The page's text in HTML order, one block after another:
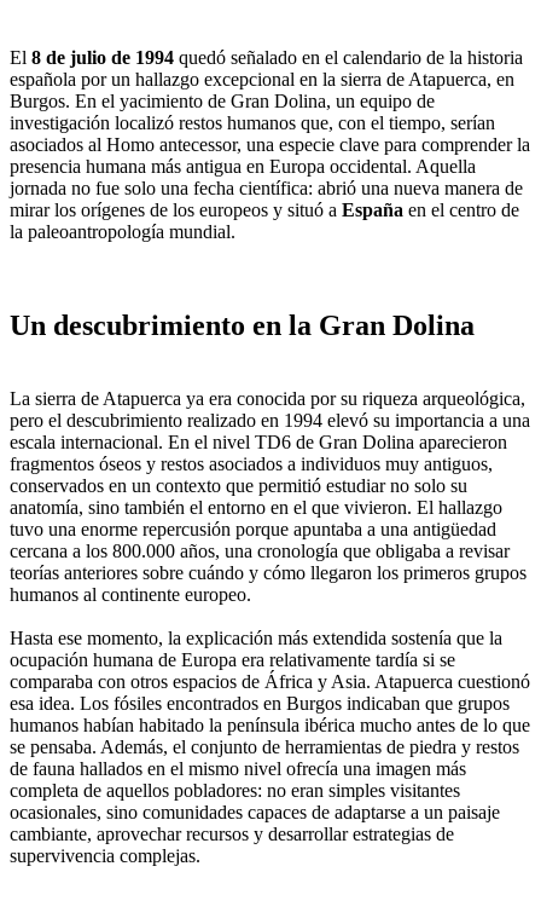
El 8 de julio de 1994 quedó señalado en el calendario de la historia
española por un hallazgo excepcional en la sierra de Atapuerca, en
Burgos. En el yacimiento de Gran Dolina, un equipo de
investigación localizó restos humanos que, con el tiempo, serían
asociados al Homo antecessor, una especie clave para comprender la
presencia humana más antigua en Europa occidental. Aquella
jornada no fue solo una fecha científica: abrió una nueva manera de
mirar los orígenes de los europeos y situó a España en el centro de
la paleoantropología mundial.
Un descubrimiento en la Gran Dolina
La sierra de Atapuerca ya era conocida por su riqueza arqueológica,
pero el descubrimiento realizado en 1994 elevó su importancia a una
escala internacional. En el nivel TD6 de Gran Dolina aparecieron
fragmentos óseos y restos asociados a individuos muy antiguos,
conservados en un contexto que permitió estudiar no solo su
anatomía, sino también el entorno en el que vivieron. El hallazgo
tuvo una enorme repercusión porque apuntaba a una antigüedad
cercana a los 800.000 años, una cronología que obligaba a revisar
teorías anteriores sobre cuándo y cómo llegaron los primeros grupos
humanos al continente europeo.
Hasta ese momento, la explicación más extendida sostenía que la
ocupación humana de Europa era relativamente tardía si se
comparaba con otros espacios de África y Asia. Atapuerca cuestionó
esa idea. Los fósiles encontrados en Burgos indicaban que grupos
humanos habían habitado la península ibérica mucho antes de lo que
se pensaba. Además, el conjunto de herramientas de piedra y restos
de fauna hallados en el mismo nivel ofrecía una imagen más
completa de aquellos pobladores: no eran simples visitantes
ocasionales, sino comunidades capaces de adaptarse a un paisaje
cambiante, aprovechar recursos y desarrollar estrategias de
supervivencia complejas.